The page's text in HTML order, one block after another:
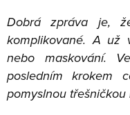
Dobrá zpráva je,
komplikované. A už
nebo maskování.
posledním krokem
pomyslnou třešničkou